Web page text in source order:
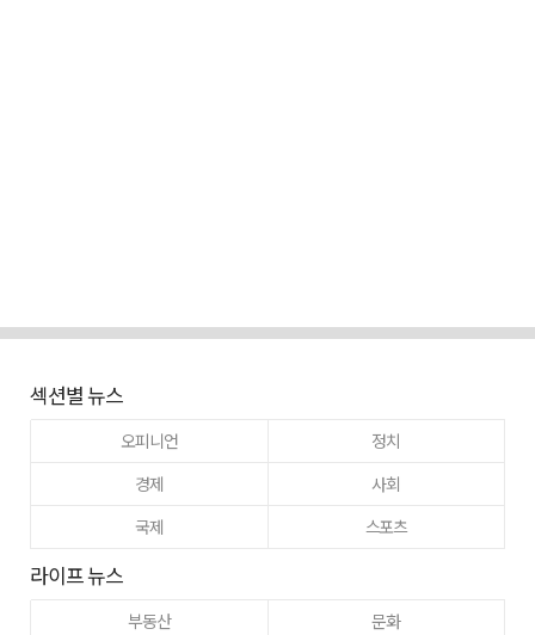
섹션별 뉴스
오피니언
정치
경제
사회
국제
스포츠
라이프 뉴스
부동산
문화